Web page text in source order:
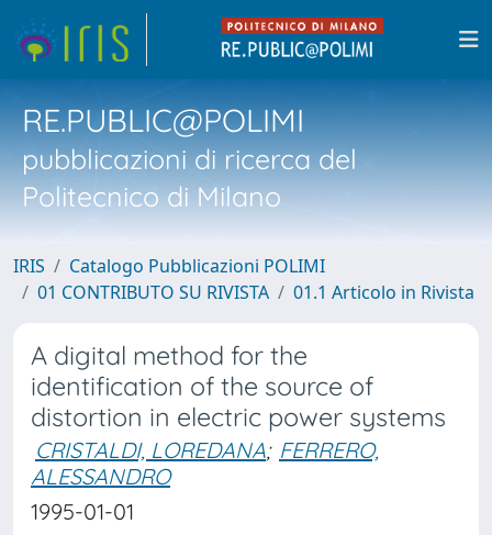
RE.PUBLIC@POLIMI
pubblicazioni di ricerca del
Politecnico di Milano
IRIS
Catalogo Pubblicazioni POLIMI
01 CONTRIBUTO SU RIVISTA
01.1 Articolo in Rivista
A digital method for the
identification of the source of
distortion in electric power systems
CRISTALDI, LOREDANA; FERRERO,
ALESSANDRO
1995-01-01